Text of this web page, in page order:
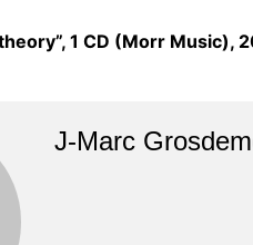
1 CD (Morr Music),
J-Marc